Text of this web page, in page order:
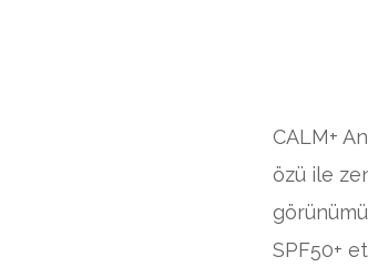
CALM+
özü ile
SPF50+